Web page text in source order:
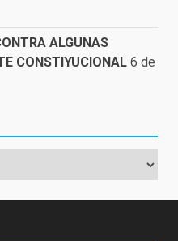
ALGUNAS
CONSTIYUCIONAL 6 de